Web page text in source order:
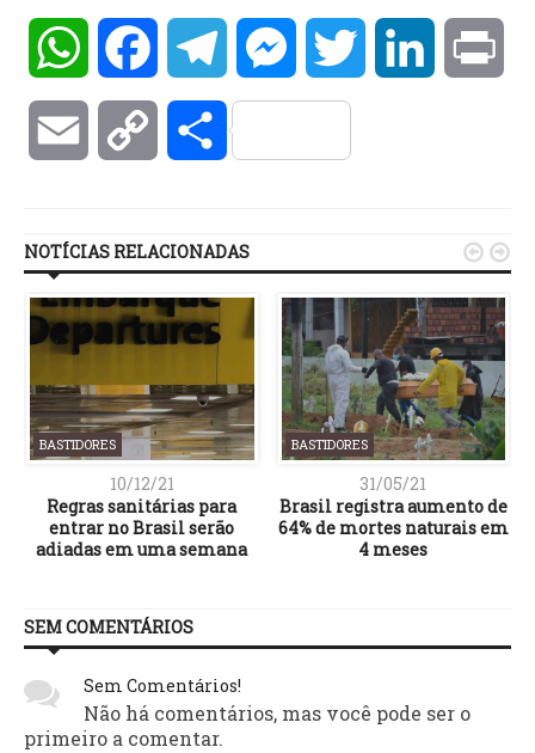
WhatsAppFacebookTelegramMessengerTwitter LinkedIn
Email Copy Compartilhar
NOTÍCIAS RELACIONADAS
BASTIDORES
10/12/21
Regras sanitárias para
entrar no Brasil serão
adiadas em uma semana
BASTIDORES
31/05/21
Brasil registra aumento de
64% de mortes naturais em
4 meses
 
SEM COMENTÁRIOS
Sem Comentários!
Não há comentários, mas você pode ser o
primeiro a comentar.